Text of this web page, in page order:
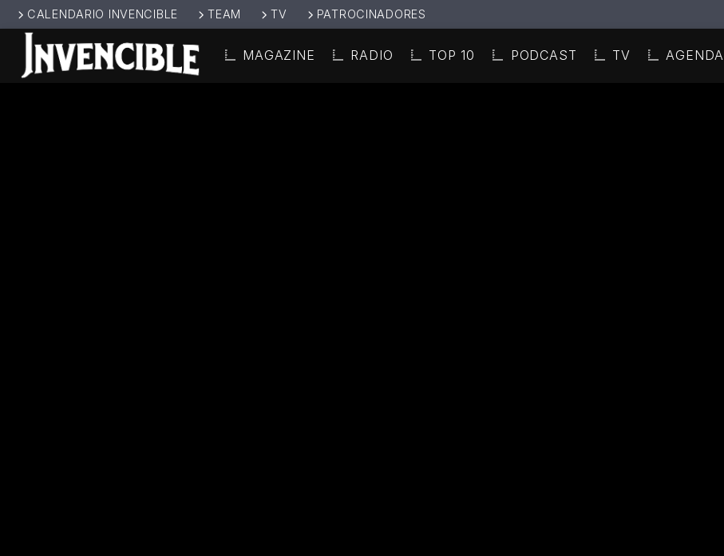
CALENDARIO INVENCIBLE TEAM TV PATROCINADORES
MAGAZINE RADIO TOP 10 PODCAST TV AGENDA